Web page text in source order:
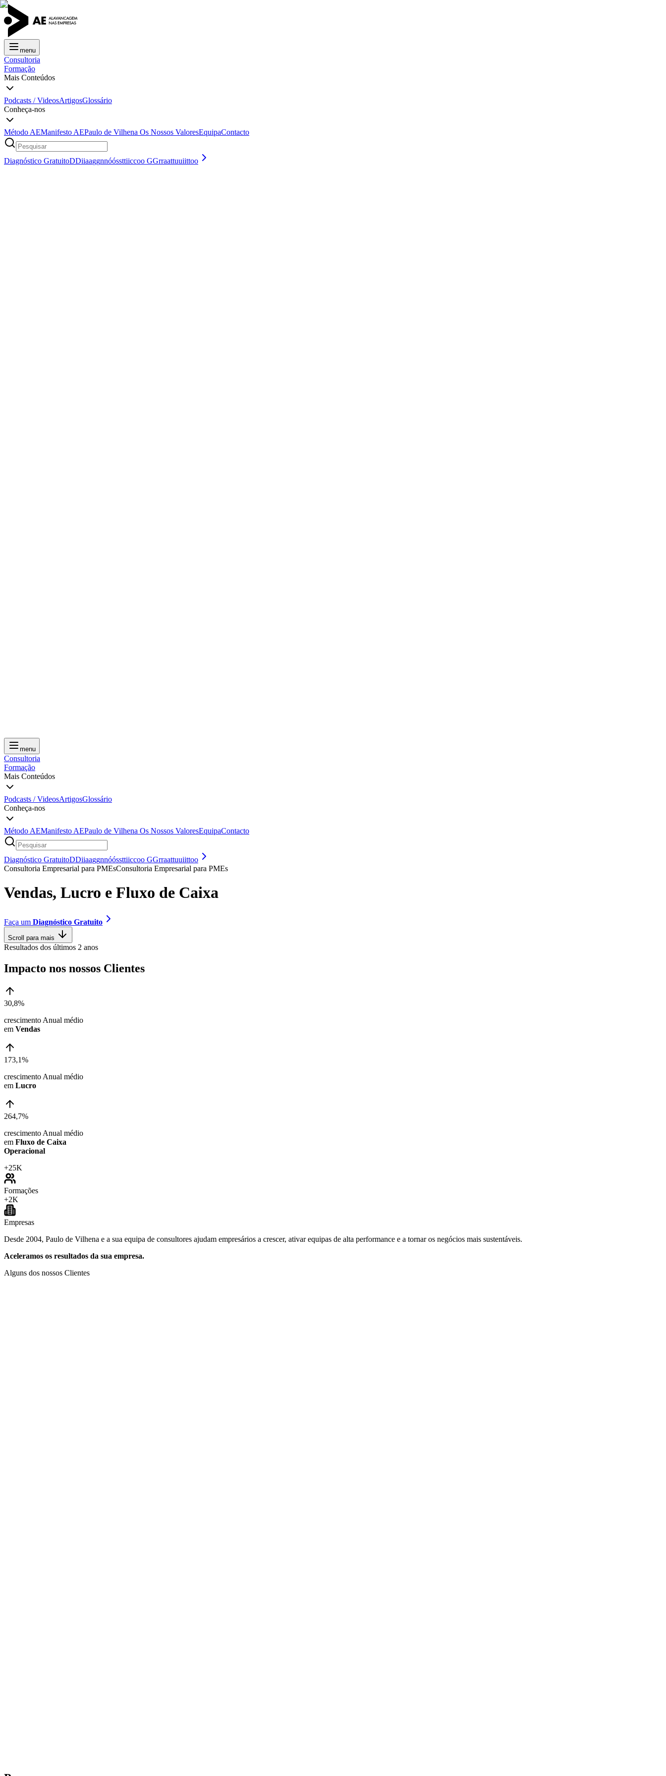
menu
Consultoria
Formação
Mais Conteúdos
Podcasts / VideosArtigosGlossário
Conheça-nos
Método AEManifesto AEPaulo de Vilhena Os Nossos ValoresEquipaContacto
Diagnóstico GratuitoDDiiaaggnnóóssttiiccoo GGrraattuuiittoo
menu
Consultoria
Formação
Mais Conteúdos
Podcasts / VideosArtigosGlossário
Conheça-nos
Método AEManifesto AEPaulo de Vilhena Os Nossos ValoresEquipaContacto
Diagnóstico GratuitoDDiiaaggnnóóssttiiccoo GGrraattuuiittoo
Consultoria Empresarial para PMEsConsultoria Empresarial para PMEs
Vendas, Lucro e Fluxo de Caixa
Faça um Diagnóstico Gratuito
Scroll para mais
Resultados dos últimos 2 anos
Impacto nos nossos Clientes
30,8%
crescimento Anual médio
em Vendas
173,1%
crescimento Anual médio
em Lucro
264,7%
crescimento Anual médio
em Fluxo de Caixa
Operacional
+25K
Formações
+2K
Empresas
Desde 2004, Paulo de Vilhena e a sua equipa de consultores ajudam empresários a crescer, ativar equipas de alta performance e a tornar os negócios mais sustentáveis.
Aceleramos os resultados da sua empresa.
Alguns dos nossos Clientes